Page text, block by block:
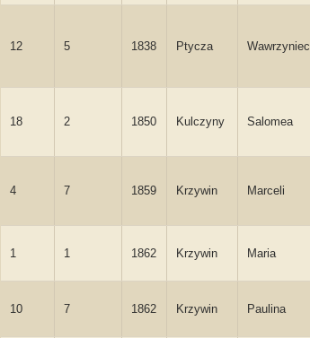
12 5 1838 Ptycza Wawrzyniec
18 2 1850 Kulczyny Salomea
4 7 1859 Krzywin Marceli
1 1 1862 Krzywin Maria
10 7 1862 Krzywin Paulina